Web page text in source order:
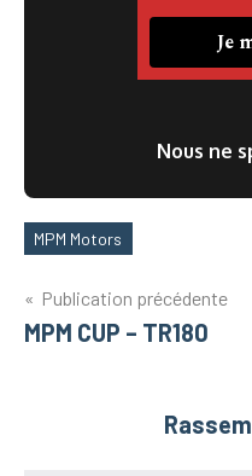
Nous ne
Étiquettes
MPM Motors
Navigation
de
Publication précédente
MPM CUP – TR180